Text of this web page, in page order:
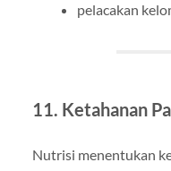
pelacakan
11. Ketahanan
Nutrisi menentukan